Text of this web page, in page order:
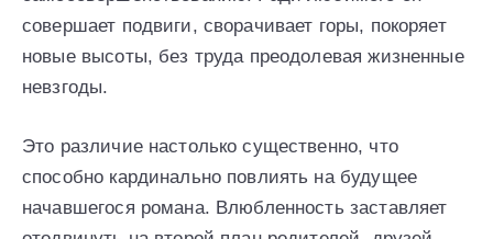
совершает подвиги, сворачивает горы, покоряет
новые высоты, без труда преодолевая жизненные
невзгоды.
Это различие настолько существенно, что
способно кардинально повлиять на будущее
начавшегося романа. Влюбленность заставляет